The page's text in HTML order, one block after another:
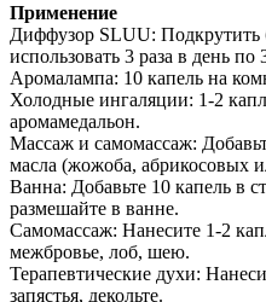
Применение
Диффузор SLUU: Подкрутить
использовать 3 раза в день по
Аромалампа: 10 капель на
Холодные ингаляции: 1-2
аромамедальон.
Массаж и самомассаж:
масла (жожоба, абрикосовых
Ванна: Добавьте 10 капель в
размешайте в ванне.
Самомассаж: Нанесите 1-2
межбровье, лоб, шею.
Терапевтические духи:
запястья, декольте.